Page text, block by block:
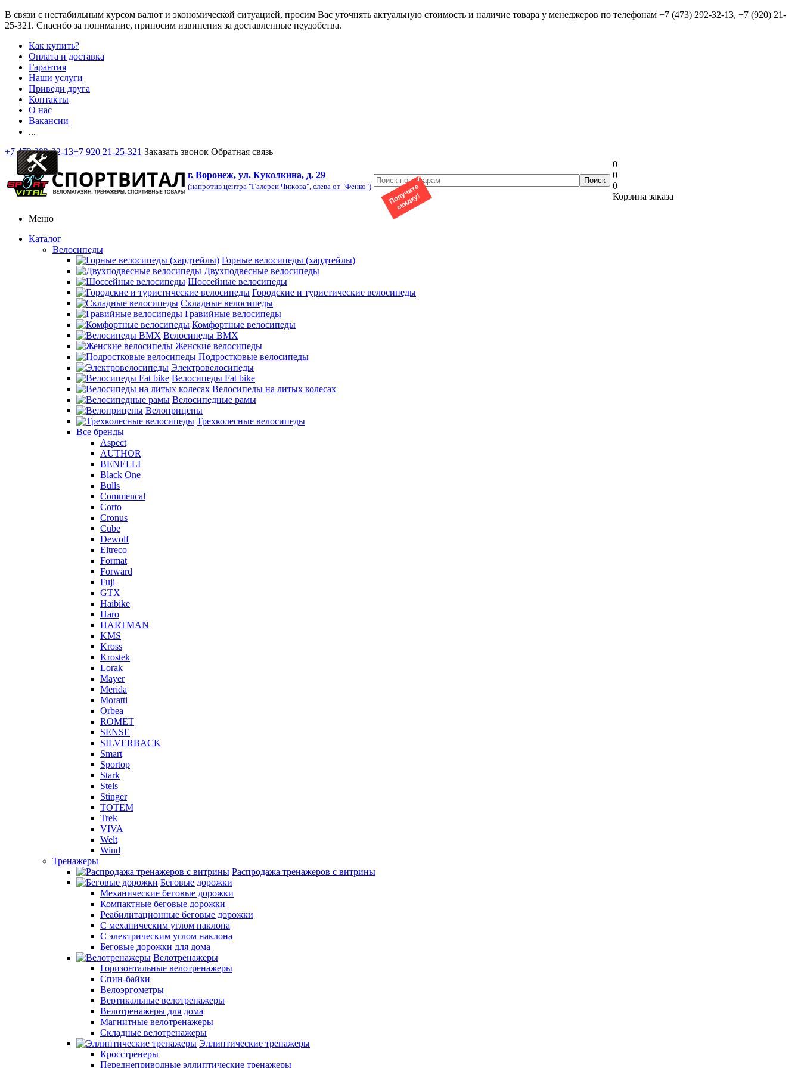
В связи с нестабильным курсом валют и экономической ситуацией, просим Вас уточнять актуальную стоимость и наличие товара у менеджеров по телефонам +7 (473) 292-32-13, +7 (920) 21-
25-321 . Спасибо за понимание, приносим извинения за доставленные неудобства.
Как купить?
Оплата и доставка
Гарантия
Наши услуги
Приведи друга
Контакты
О нас
Вакансии
...
+7 473 292-32-13+7 920 21-25-321 Заказать звонок Обратная связь
г. Воронеж, ул. Куколкина, д. 29
(напротив центра "Галереи Чижова", слева от "Фенко")
0
0
0
Корзина заказа
Меню
Каталог
Велосипеды
Горные велосипеды (хардтейлы)
Двухподвесные велосипеды
Шоссейные велосипеды
Городские и туристические велосипеды
Складные велосипеды
Гравийные велосипеды
Комфортные велосипеды
Велосипеды BMX
Женские велосипеды
Подростковые велосипеды
Электровелосипеды
Велосипеды Fat bike
Велосипеды на литых колесах
Велосипедные рамы
Велоприцепы
Трехколесные велосипеды
Все бренды
Aspect
AUTHOR
BENELLI
Black One
Bulls
Commencal
Corto
Cronus
Cube
Dewolf
Eltreco
Format
Forward
Fuji
GTX
Haibike
Haro
HARTMAN
KMS
Kross
Krostek
Lorak
Mayer
Merida
Moratti
Orbea
ROMET
SENSE
SILVERBACK
Smart
Sportop
Stark
Stels
Stinger
TOTEM
Trek
VIVA
Welt
Wind
Тренажеры
Распродажа тренажеров с витрины
Беговые дорожки
Механические беговые дорожки
Компактные беговые дорожки
Реабилитационные беговые дорожки
С механическим углом наклона
С электрическим углом наклона
Беговые дорожки для дома
Велотренажеры
Горизонтальные велотренажеры
Спин-байки
Велоэргометры
Вертикальные велотренажеры
Велотренажеры для дома
Магнитные велотренажеры
Складные велотренажеры
Эллиптические тренажеры
Кросстренеры
Переднеприводные эллиптические тренажеры